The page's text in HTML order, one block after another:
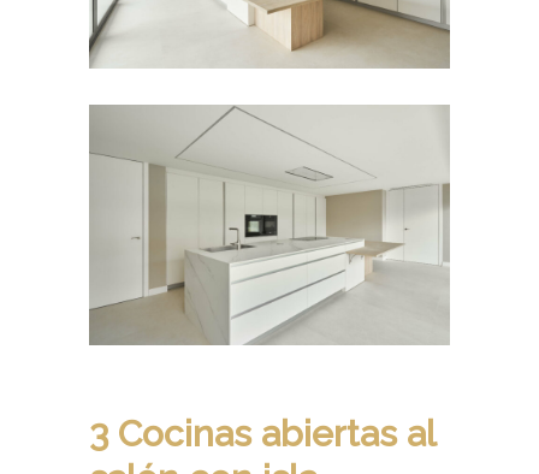
3 Cocinas abiertas al